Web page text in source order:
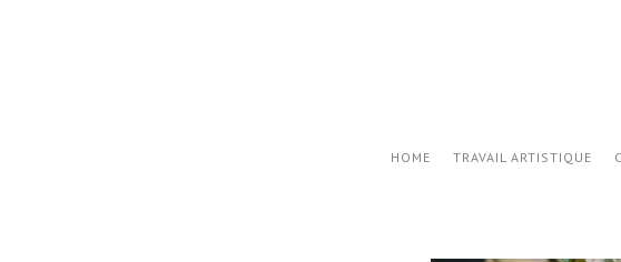
HOME TRAVAIL ARTISTIQUE